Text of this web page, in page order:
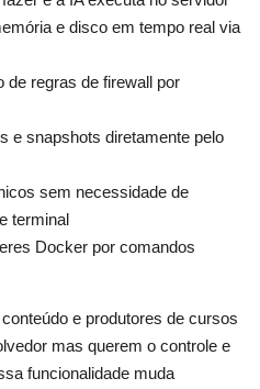
e disco em tempo real via
de regras de firewall por
e snapshots diretamente pelo
sem necessidade de
terminal
Docker por comandos
e produtores de cursos
mas querem o controle e
funcionalidade muda